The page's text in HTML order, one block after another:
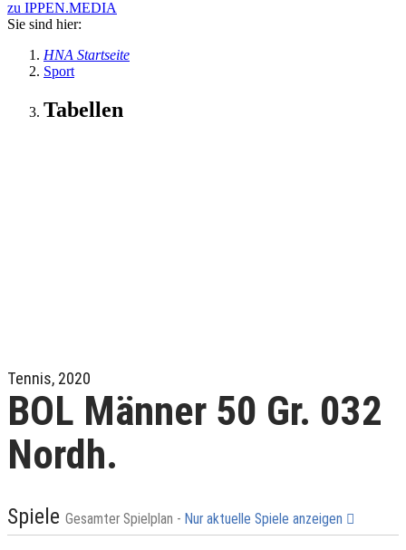
zu IPPEN.MEDIA
Sie sind hier:
HNA Startseite
Sport
Tabellen
Tennis, 2020
BOL Männer 50 Gr. 032
Nordh.
Spiele Gesamter Spielplan - Nur aktuelle Spiele anzeigen